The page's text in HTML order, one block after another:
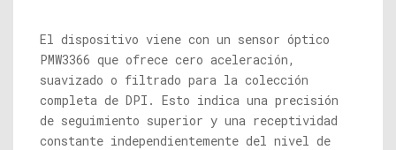
El dispositivo viene con un sensor óptico
PMW3366 que ofrece cero aceleración,
suavizado o filtrado para la colección
completa de DPI. Esto indica una precisión
de seguimiento superior y una receptividad
constante independientemente del nivel de